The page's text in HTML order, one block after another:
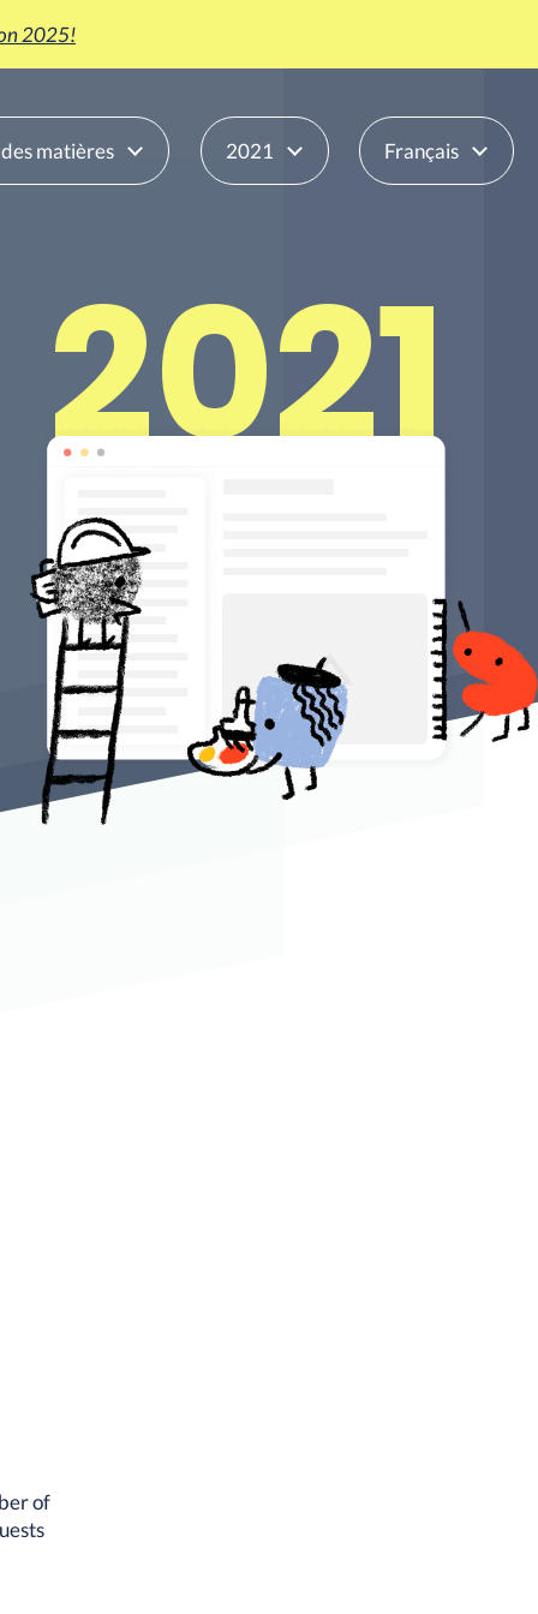
2025!
matières 2021 Français
2021
of